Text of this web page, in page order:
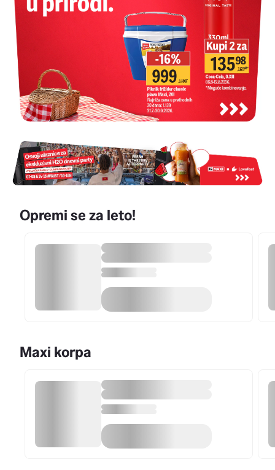
Opremi se za leto!
Maxi korpa